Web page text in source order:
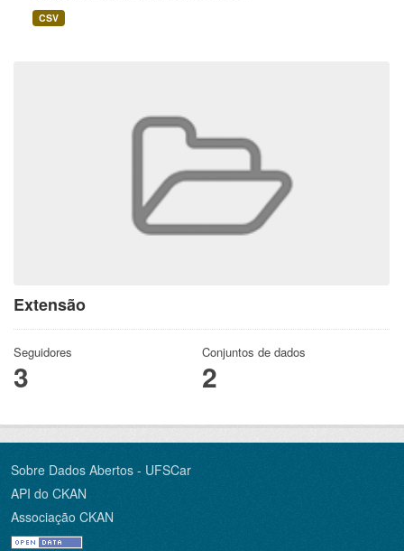
Extensão
Seguidores
3
Conjuntos de dados
2
CSV
Sobre Dados Abertos - UFSCar
API do CKAN
Associação CKAN